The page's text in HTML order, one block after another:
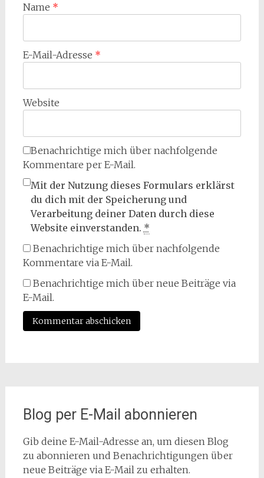
Name *
E-Mail-Adresse *
Website
Benachrichtige mich über nachfolgende
Kommentare per E-Mail.
Mit der Nutzung dieses Formulars erklärst
du dich mit der Speicherung und
Verarbeitung deiner Daten durch diese
Website einverstanden. *
Benachrichtige mich über nachfolgende
Kommentare via E-Mail.
Benachrichtige mich über neue Beiträge via
E-Mail.
Blog per E-Mail abonnieren
Gib deine E-Mail-Adresse an, um diesen Blog
zu abonnieren und Benachrichtigungen über
neue Beiträge via E-Mail zu erhalten.